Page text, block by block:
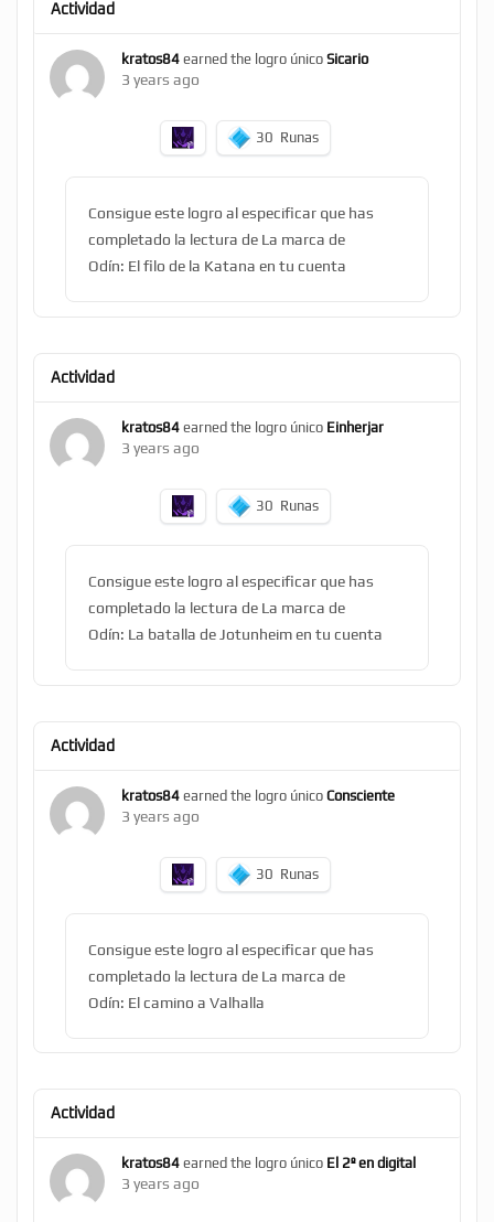
Actividad
kratos84 earned the logro único Sicario
3 years ago
30 Runas
Consigue este logro al especificar que has
completado la lectura de La marca de
Odín: El filo de la Katana en tu cuenta
Actividad
kratos84 earned the logro único Einherjar
3 years ago
30 Runas
Consigue este logro al especificar que has
completado la lectura de La marca de
Odín: La batalla de Jotunheim en tu cuenta
Actividad
kratos84 earned the logro único Consciente
3 years ago
30 Runas
Consigue este logro al especificar que has
completado la lectura de La marca de
Odín: El camino a Valhalla
Actividad
kratos84 earned the logro único El 2º en digital
3 years ago